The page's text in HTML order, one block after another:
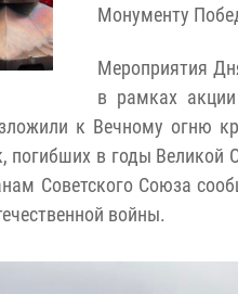
Монументу
Мероприятия
в рамках
к Вечному огню
погибших в годы
Советского Союза
войны.